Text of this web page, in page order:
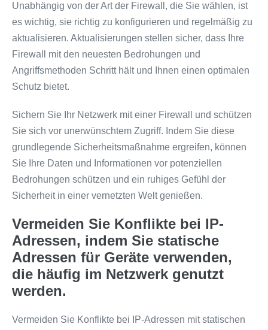
Unabhängig von der Art der Firewall, die Sie wählen, ist
es wichtig, sie richtig zu konfigurieren und regelmäßig zu
aktualisieren. Aktualisierungen stellen sicher, dass Ihre
Firewall mit den neuesten Bedrohungen und
Angriffsmethoden Schritt hält und Ihnen einen optimalen
Schutz bietet.
Sichern Sie Ihr Netzwerk mit einer Firewall und schützen
Sie sich vor unerwünschtem Zugriff. Indem Sie diese
grundlegende Sicherheitsmaßnahme ergreifen, können
Sie Ihre Daten und Informationen vor potenziellen
Bedrohungen schützen und ein ruhiges Gefühl der
Sicherheit in einer vernetzten Welt genießen.
Vermeiden Sie Konflikte bei IP-
Adressen, indem Sie statische
Adressen für Geräte verwenden,
die häufig im Netzwerk genutzt
werden.
Vermeiden Sie Konflikte bei IP-Adressen mit statischen